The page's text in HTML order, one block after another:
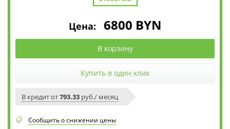
Цена: 6800 BYN
В корзину
Купить в один клик
В кредит от793.33 руб./ месяц
Сообщить о снижении цены